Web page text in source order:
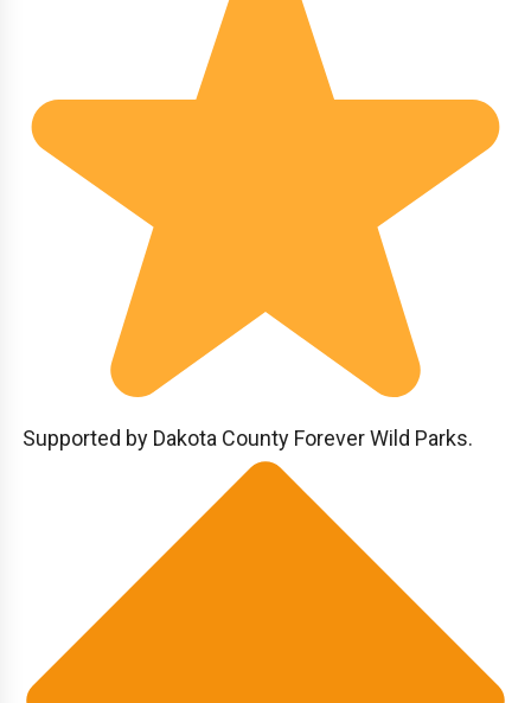
Supported by Dakota County Forever Wild Parks.